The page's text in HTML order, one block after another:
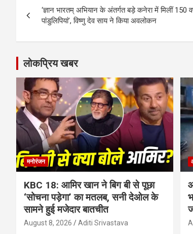
navigation
‘ज्ञान भारतम् अभियान के अंतर्गत बड़े कनेरा में मिलीं 150
पांडुलिपियां’, विष्णु देव साय ने किया अवलोकन
लोकप्रिय खबर
मनोरंजन
KBC 18: आमिर खान ने बिग बी से पूछा
‘सोचना पड़ेगा’ का मतलब, सनी देओल के
सामने हुई मजेदार बातचीत
August 8, 2026 Aditi Srivastava